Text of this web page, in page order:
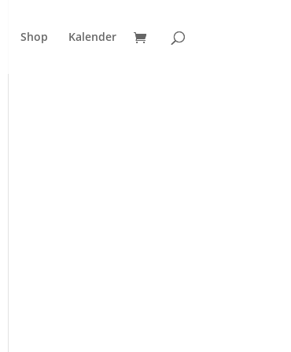
Shop Kalender